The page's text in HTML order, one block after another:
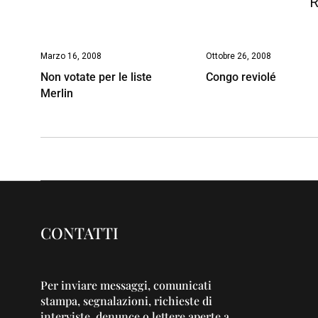
Marzo 16, 2008
Non votate per le liste
Merlin
Ottobre 26, 2008
Congo reviolé
CONTATTI
Per inviare messaggi, comunicati
stampa, segnalazioni, richieste di